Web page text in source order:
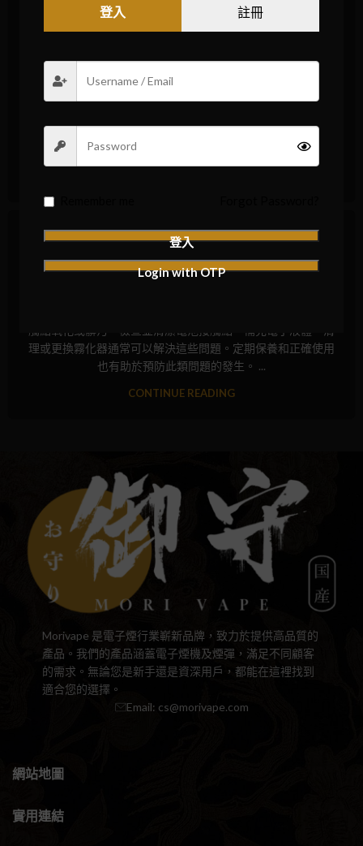
電子煙為什麼吸不出來
電子煙為什麼吸不出來 電子煙吸不出來的常見原因包括電池
理或更換霧化器通常可以解決這些問題。定期保養和正確使用
也有助於預防此類問題的發生。 ...
常見問題
電子煙為什麼吸不出來
Aiden 0
觸點氧化或髒污。檢查並清潔電池接觸點、補充電子液體、清
理或更換霧化器通常可以解決這些問題。定期保養和正確使用
也有助於預防此類問題的發生。 ...
CONTINUE READING
Morivape 是電子煙行業嶄新品牌，致力於提供高品質的
產品。我們的產品涵蓋電子煙機及煙彈，滿足不同顧客
的需求。無論您是新手還是資深用戶，都能在這裡找到
適合您的選擇。
Email: cs@morivape.com
網站地圖
實用連結
登入 註冊
登入
Login with OTP